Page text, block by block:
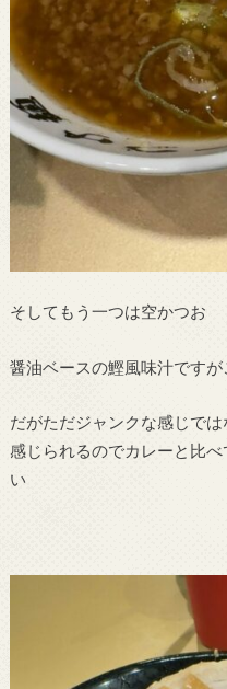
そしてもう一つは空かつお
醤油ベースの鰹風味汁です
だがただジャンクな感じで
感じられるのでカレーと比
い